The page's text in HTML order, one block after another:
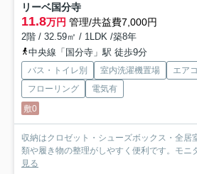
リーベ国分寺
11.8万円 管理/共益費7,000円
2階 / 32.59㎡ / 1LDK /築8年
中央線「国分寺」駅 徒歩9分
バス・トイレ別 室内洗濯機置場 エア
フローリング
電気有
敷0
収納はクロゼット・シューズボックス・全居
類や履き物の整理がしやすく便利です。モニ
見る